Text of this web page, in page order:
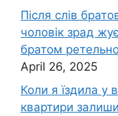
Після слів
чоловік зpад
братом
April 26, 2025
Коли я їздила у
квартири